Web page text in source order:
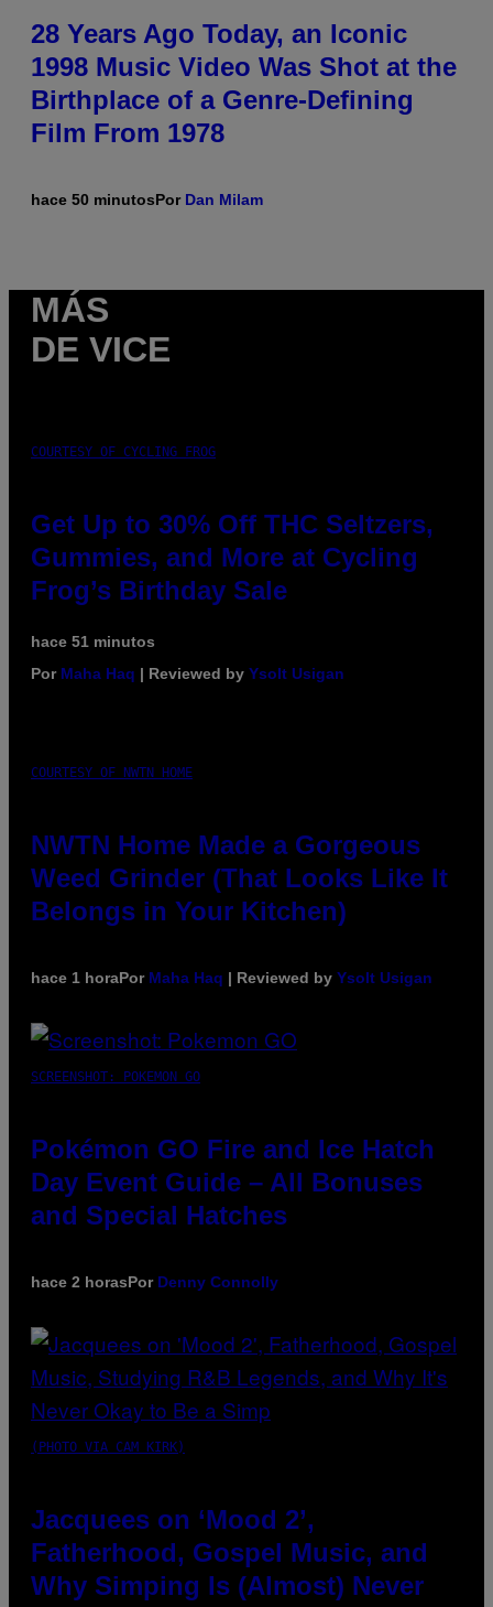
28 Years Ago Today, an Iconic
1998 Music Video Was Shot at the
Birthplace of a Genre-Defining
Film From 1978
hace 50 minutosPor Dan Milam
MÁS
DE VICE
COURTESY OF CYCLING FROG
Get Up to 30% Off THC Seltzers,
Gummies, and More at Cycling
Frog’s Birthday Sale
hace 51 minutos
Por Maha Haq | Reviewed by Ysolt Usigan
COURTESY OF NWTN HOME
NWTN Home Made a Gorgeous
Weed Grinder (That Looks Like It
Belongs in Your Kitchen)
hace 1 horaPor Maha Haq | Reviewed by Ysolt Usigan
SCREENSHOT: POKEMON GO
Pokémon GO Fire and Ice Hatch
Day Event Guide – All Bonuses
and Special Hatches
hace 2 horasPor Denny Connolly
(PHOTO VIA CAM KIRK)
Jacquees on ‘Mood 2’,
Fatherhood, Gospel Music, and
Why Simping Is (Almost) Never